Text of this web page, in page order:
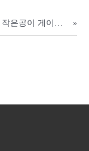
Re:문과도 이과선생! 수학의 기부터 쏘아올린 작은공이 게이오 경제까지!
»